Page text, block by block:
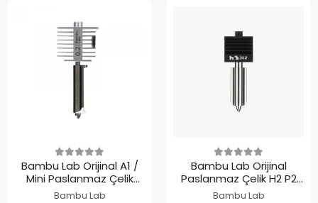
Bambu Lab Orijinal A1 /
Mini Paslanmaz Çelik
Hotend 0.2mm
Bambu Lab
Bambu Lab Orijinal
Paslanmaz Çelik H2 P2
Hotend Seti 0.2mm
Bambu Lab